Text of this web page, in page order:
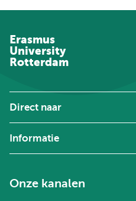
Erasmus
University
Rotterdam
Direct naar
Informatie
Onze kanalen